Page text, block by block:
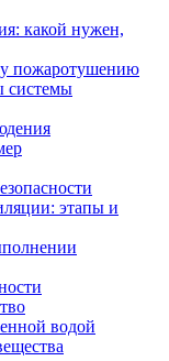
какой нужен,
пожаротушению
системы
этапы и
водой